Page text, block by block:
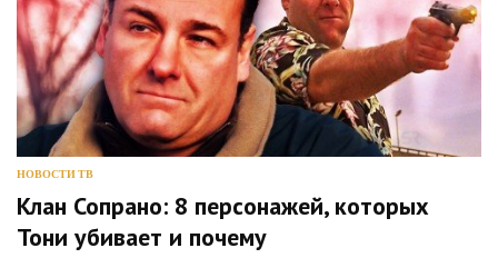
НОВОСТИ ТВ
Клан Сопрано: 8 персонажей, которых
Тони убивает и почему